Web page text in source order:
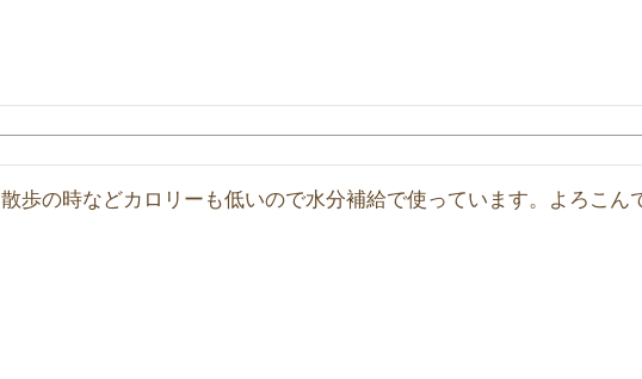
散歩の時などカロリーも低いので水分補給で使っています。よろこん